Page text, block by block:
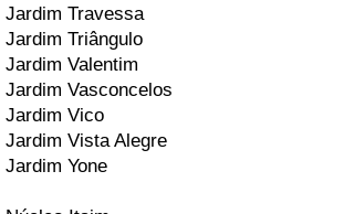
Jardim Travessa
Jardim Triângulo
Jardim Valentim
Jardim Vasconcelos
Jardim Vico
Jardim Vista Alegre
Jardim Yone